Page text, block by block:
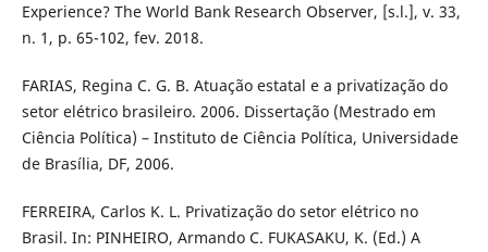
Experience? The World Bank Research Observer, [s.l.], v. 33,
n. 1, p. 65-102, fev. 2018.
FARIAS, Regina C. G. B. Atuação estatal e a privatização do
setor elétrico brasileiro. 2006. Dissertação (Mestrado em
Ciência Política) – Instituto de Ciência Política, Universidade
de Brasília, DF, 2006.
FERREIRA, Carlos K. L. Privatização do setor elétrico no
Brasil. In: PINHEIRO, Armando C. FUKASAKU, K. (Ed.) A